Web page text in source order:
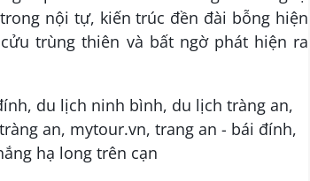
nội tự, kiến trúc đền đài bỗng hiện
trùng thiên và bất ngờ phát hiện ra